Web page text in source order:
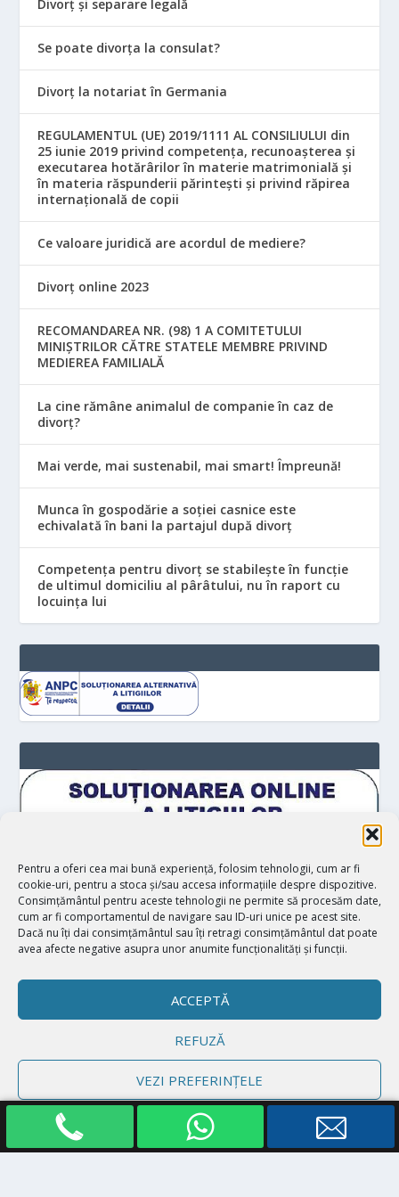
Pentru a oferi cea mai bună experiență, folosim tehnologii, cum ar fi
cookie-uri, pentru a stoca și/sau accesa informațiile despre dispozitive.
Consimțământul pentru aceste tehnologii ne permite să procesăm date,
cum ar fi comportamentul de navigare sau ID-uri unice pe acest site.
Dacă nu îți dai consimțământul sau îți retragi consimțământul dat poate
avea afecte negative asupra unor anumite funcționalități și funcții.
ACCEPTĂ
REFUZĂ
VEZI PREFERINȚELE
Politică cookie-uri Declarație de confidențialitate Impressum
Divorț și separare legală
Se poate divorța la consulat?
Divorț la notariat în Germania
REGULAMENTUL (UE) 2019/1111 AL CONSILIULUI din
25 iunie 2019 privind competența, recunoașterea și
executarea hotărârilor în materie matrimonială și
în materia răspunderii părintești și privind răpirea
internațională de copii
Ce valoare juridică are acordul de mediere?
Divorț online 2023
RECOMANDAREA NR. (98) 1 A COMITETULUI
MINIŞTRILOR CĂTRE STATELE MEMBRE PRIVIND
MEDIEREA FAMILIALĂ
La cine rămâne animalul de companie în caz de
divorț?
Mai verde, mai sustenabil, mai smart! Împreună!
Munca în gospodărie a soției casnice este
echivalată în bani la partajul după divorț
Competența pentru divorț se stabilește în funcție
de ultimul domiciliu al pârâtului, nu în raport cu
locuinţa lui
Proiectat deElegant Themes| Realizat deWordPress